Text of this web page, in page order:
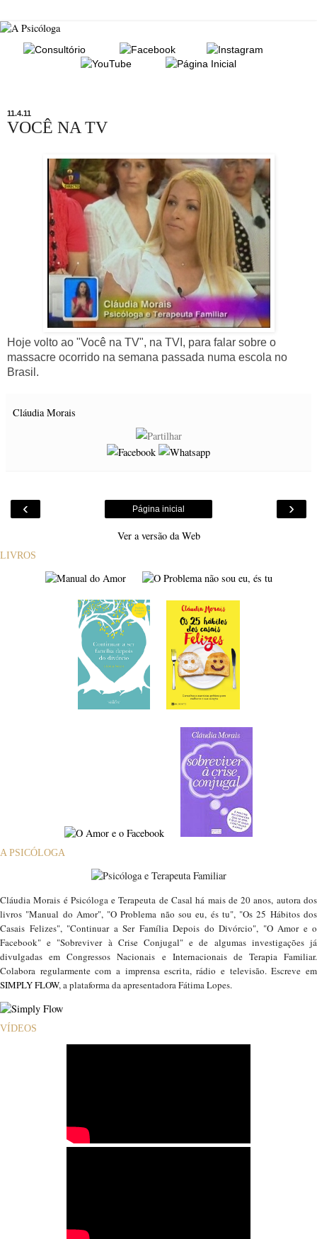
11.4.11
VOCÊ NA TV
Hoje volto ao "Você na TV", na TVI, para falar sobre o
massacre ocorrido na semana passada numa escola no
Brasil.
Cláudia Morais
‹ ›
Página inicial
Ver a versão da Web
LIVROS
A PSICÓLOGA
Cláudia Morais é Psicóloga e Terapeuta de Casal há mais de 20 anos, autora dos
livros "Manual do Amor", "O Problema não sou eu, és tu", "Os 25 Hábitos dos
Casais Felizes", "Continuar a Ser Família Depois do Divórcio", "O Amor e o
Facebook" e "Sobreviver à Crise Conjugal" e de algumas investigações já
divulgadas em Congressos Nacionais e Internacionais de Terapia Familiar.
Colabora regularmente com a imprensa escrita, rádio e televisão. Escreve em
SIMPLY FLOW, a plataforma da apresentadora Fátima Lopes.
VÍDEOS